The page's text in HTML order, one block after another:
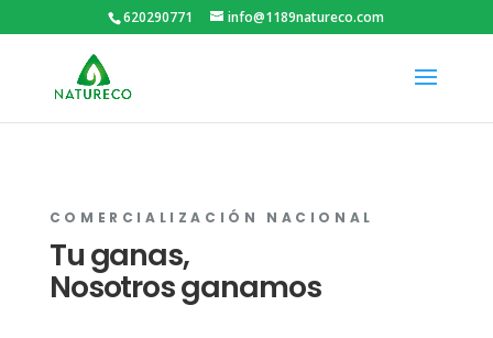
620290771 info@1189natureco.com
COMERCIALIZACIÓN NACIONAL
Tu ganas,
Nosotros ganamos